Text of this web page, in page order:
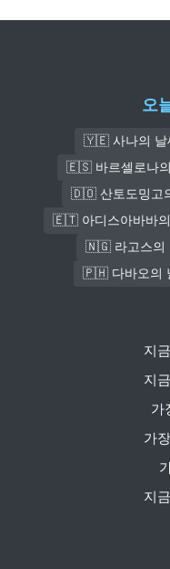
오
🇾🇪 사나의 날
🇪🇸 바르셀로나
🇩🇴 산토도밍고
🇪🇹 아디스아바바의
🇳🇬 라고스의
🇵🇭 다바오의
지
지
가
가
지